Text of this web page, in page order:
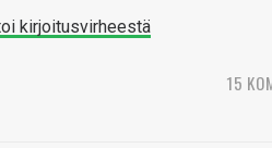
kirjoitusvirheestä
15